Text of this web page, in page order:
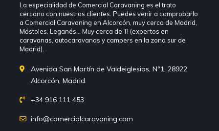
La especialidad de Comercial Caravaning es el trato
cercano con nuestros clientes. Puedes venir a comprobarlo
a Comercial Caravaning en Alcorcón, muy cerca de Madrid,
Móstoles, Leganés… Muy cerca de TI (expertos en
caravanas, autocaravanas y campers en la zona sur de
Madrid).
Avenida San Martín de Valdeiglesias, Nº1, 28922
Alcorcón, Madrid.
+34 916 111 453
info@comercialcaravaning.com